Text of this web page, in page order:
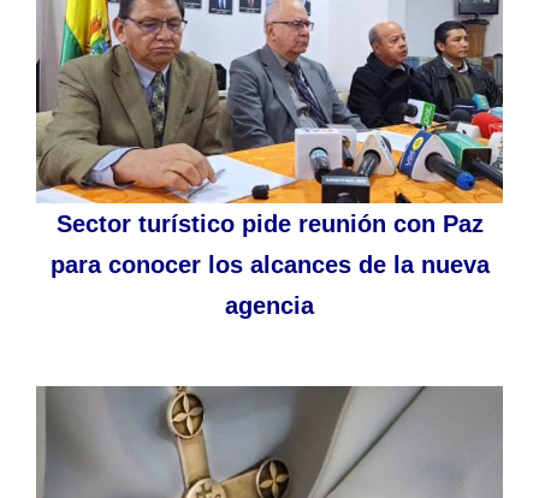
Sector turístico pide reunión con Paz
para conocer los alcances de la nueva
agencia